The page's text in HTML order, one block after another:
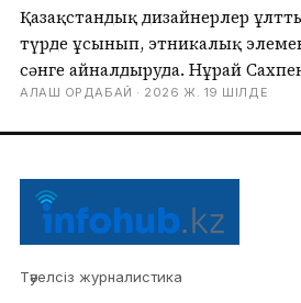
Қазақстандық дизайнерлер
түрде ұсынып, этникалық
сәнге айналдыруда. Нұрай
АЛАШ ОРДАБАЙ · 2026 Ж. 19 ШІЛДЕ
Тәуелсіз журналистика